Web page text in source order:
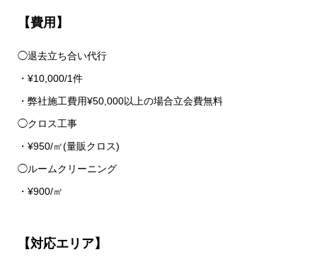
【費用】
◯退去立ち合い代行
・¥10,000/1件
・弊社施工費用¥50,000以上の場合立会費無料
◯クロス工事
・¥950/㎡(量販クロス)
◯ルームクリーニング
・¥900/㎡
【対応エリア】